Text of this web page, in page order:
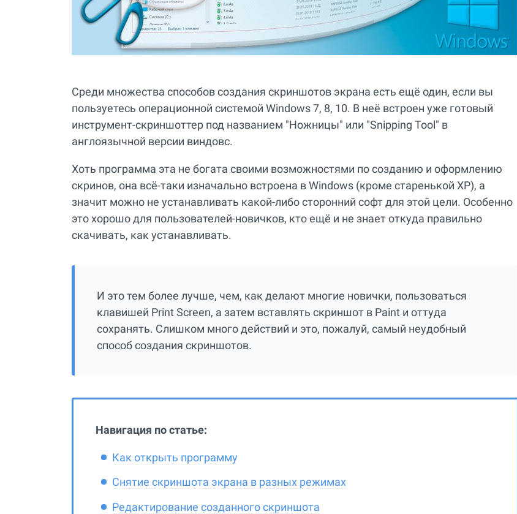
Среди множества способов создания скриншотов экрана есть ещё один, если вы
пользуетесь операционной системой Windows 7, 8, 10. В неё встроен уже готовый
инструмент-скриншоттер под названием "Ножницы" или "Snipping Tool" в
англоязычной версии виндовс.
Хоть программа эта не богата своими возможностями по созданию и оформлению
скринов, она всё-таки изначально встроена в Windows (кроме старенькой XP), а
значит можно не устанавливать какой-либо сторонний софт для этой цели. Особенно
это хорошо для пользователей-новичков, кто ещё и не знает откуда правильно
скачивать, как устанавливать.
И это тем более лучше, чем, как делают многие новички, пользоваться
клавишей Print Screen, а затем вставлять скриншот в Paint и оттуда
сохранять. Слишком много действий и это, пожалуй, самый неудобный
способ создания скриншотов.
Навигация по статье:
Как открыть программу
Снятие скриншота экрана в разных режимах
Редактирование созданного скриншота